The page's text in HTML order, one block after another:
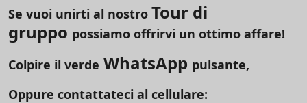
Se vuoi unirti al nostro Tour di
gruppo possiamo offrirvi un ottimo affare!
Colpire il verde WhatsApp pulsante,
Oppure contattateci al cellulare: